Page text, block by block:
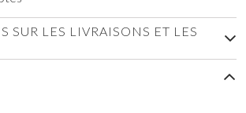
SUR LES LIVRAISONS ET LES